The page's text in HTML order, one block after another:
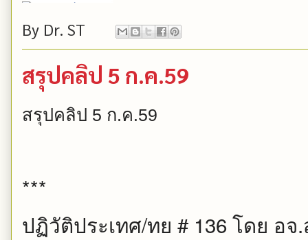
By Dr. ST
สรุปคลิป 5 ก.ค.59
สรุปคลิป 5 ก.ค.59
***
ปฏิวัติประเทศ/ทย # 136 โดย อ